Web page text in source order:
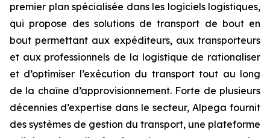
premier plan spécialisée dans les logiciels logistiques,
qui propose des solutions de transport de bout en
bout permettant aux expéditeurs, aux transporteurs
et aux professionnels de la logistique de rationaliser
et d’optimiser l’exécution du transport tout au long
de la chaîne d’approvisionnement. Forte de plusieurs
décennies d’expertise dans le secteur, Alpega fournit
des systèmes de gestion du transport, une plateforme